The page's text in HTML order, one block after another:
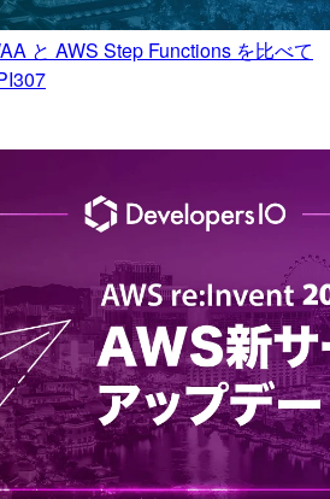
と AWS Step Functions を比べて